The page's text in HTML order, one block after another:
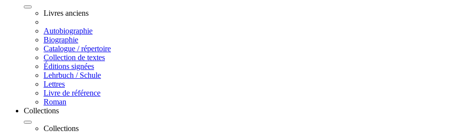
Livres anciens
Autobiographie
Biographie
Catalogue / répertoire
Collection de textes
Éditions signées
Lehrbuch / Schule
Lettres
Livre de référence
Roman
Collections
Collections